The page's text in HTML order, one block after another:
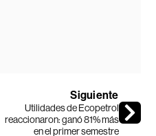
Siguiente
Utilidades de Ecopetrol
reaccionaron: ganó 81% más
en el primer semestre